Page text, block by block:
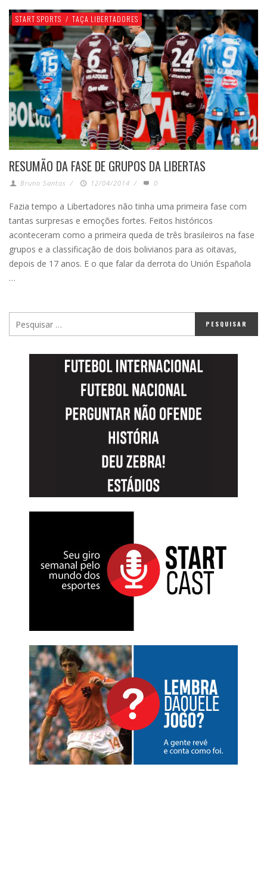
START SPORTS / TAÇA LIBERTADORES
RESUMÃO DA FASE DE GRUPOS DA LIBERTAS
Bruno Santos / 12/04/2014 / 0
Fazia tempo a Libertadores não tinha uma primeira fase com
tantas surpresas e emoções fortes. Feitos históricos
aconteceram como a primeira queda de três brasileiros na fase
grupos e a classificação de dois bolivianos para as oitavas,
depois de 17 anos. E o que falar da derrota do Unión Española
…